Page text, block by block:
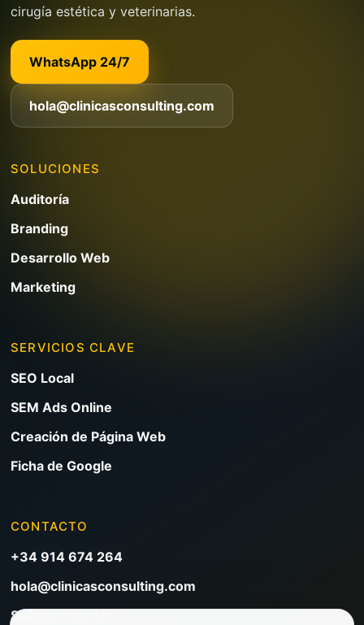
cirugía estética y veterinarias.
WhatsApp 24/7
hola@clinicasconsulting.com
SOLUCIONES
Auditoría
Branding
Desarrollo Web
Marketing
SERVICIOS CLAVE
SEO Local
SEM Ads Online
Creación de Página Web
Ficha de Google
CONTACTO
+34 914 674 264
hola@clinicasconsulting.com
Solicitar reunión